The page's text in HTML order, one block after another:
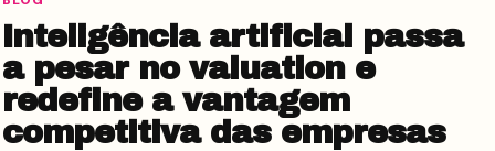
Inteligência artificial passa
a pesar no valuation e
redefine a vantagem
competitiva das empresas